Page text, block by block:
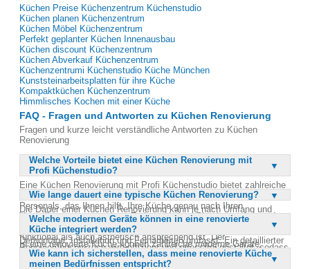
Küchen Preise Küchenzentrum Küchenstudio
Küchen planen Küchenzentrum
Küchen Möbel Küchenzentrum
Perfekt geplanter Küchen Innenausbau
Küchen discount Küchenzentrum
Küchen Abverkauf Küchenzentrum
Küchenzentrumi Küchenstudio Küche München
Kunststeinarbeitsplatten für ihre Küche
Kompaktküchen Küchenzentrum
Himmlisches Kochen mit einer Küche
FAQ - Fragen und Antworten zu Küchen Renovierung
Fragen und kurze leicht verständliche Antworten zu Küchen
Renovierung
Welche Vorteile bietet eine Küchen Renovierung mit
Profi Küchenstudio?
Eine Küchen Renovierung mit Profi Küchenstudio bietet zahlreiche
Vorteile. Sie profitieren von der Erfahrung und dem Fachwissen des
Personals, das Ihnen hilft, Ihre Küche genau nach Ihren
Vorstellungen zu gestalten. Zudem erhalten Sie eine umfassende
Beratung, um sicherzustellen, dass Ihre neue Küche sowohl
funktional als auch ästhetisch ansprechend ist. Der
Renovierungsprozess wird effizient und stressfrei gestaltet, sodass
Sie sich nicht um die Details kümmern müssen. Darüber hinaus
Wie lange dauert eine typische Küchen Renovierung?
Die Dauer einer Küchen Renovierung kann je nach Umfang und
Komplexität des Projekts variieren. In der Regel dauert eine
vollständige Renovierung mehrere Wochen, da sie Planung,
Demontage, Installation und Feinarbeiten umfasst. Ein detaillierter
Zeitplan wird während der Beratung erstellt, um sicherzustellen,
dass alle Schritte effizient durchgeführt werden. Kleinere
Welche modernen Geräte können in eine renovierte
Küche integriert werden?
In eine renovierte Küche können zahlreiche moderne Geräte
integriert werden, um den Komfort und die Funktionalität zu
erhöhen. Dazu gehören energieeffiziente Kühlschränke,
Wie kann ich sicherstellen, dass meine renovierte Küche
meinen Bedürfnissen entspricht?